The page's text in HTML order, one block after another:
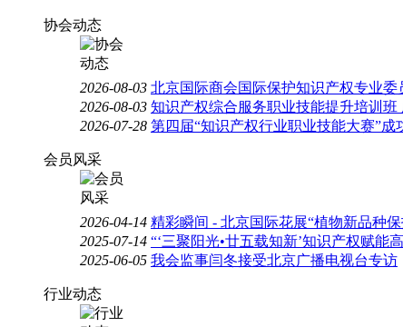
协会动态
2026-08-03 北京国际商会国际保护知识产权专业
2026-08-03 知识产权综合服务职业技能提升培训班
2026-07-28 第四届“知识产权行业职业技能大赛”成
会员风采
2026-04-14 精彩瞬间 - 北京国际花展“植物新品种
2025-07-14 “‘三聚阳光•廿五载知新’知识产权赋能
2025-06-05 我会监事闫冬接受北京广播电视台专访
行业动态